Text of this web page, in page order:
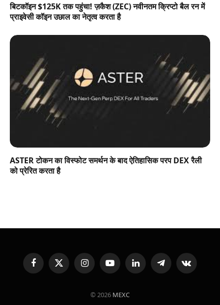
बिटकॉइन $125K तक पहुंचा! ज़कैश (ZEC) नवीनतम क्रिप्टो बैल रन में
प्राइवेसी कॉइन उछाल का नेतृत्व करता है
ASTER टोकन का विस्फोट समर्थन के बाद ऐतिहासिक परप DEX रैली
को प्रेरित करता है
FacebookX
(Twitter)
InstagramYouTubeLinkedInTelegramVKontakte
© 2026 MEXC